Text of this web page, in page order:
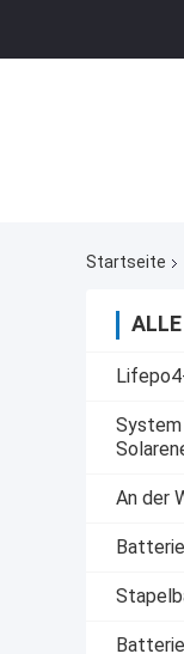
Startseite
System
An der